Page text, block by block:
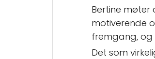
Bertine møter
motiverende
fremgang, og
Det som